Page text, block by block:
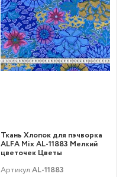
Ткань Хлопок для пэчворка
ALFA Mix AL-11883 Мелкий
цветочек Цветы
Артикул:AL-11883